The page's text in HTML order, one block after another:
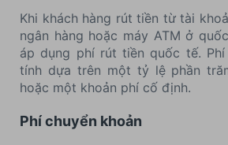
Khi khách hàng rút tiền từ tài
ngân hàng hoặc máy ATM ở
áp dụng phí rút tiền quốc tế.
tính dựa trên một tỷ lệ phần
hoặc một khoản phí cố định.
Phí chuyển khoản